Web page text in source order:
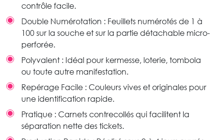
contrôle facile.
Double Numérotation : Feuillets numérotés de 1 à
100 sur la souche et sur la partie détachable micro-
perforée.
Polyvalent : Idéal pour kermesse, loterie, tombola
ou toute autre manifestation.
Repérage Facile : Couleurs vives et originales pour
une identification rapide.
Pratique : Carnets contrecollés qui facilitent la
séparation nette des tickets.